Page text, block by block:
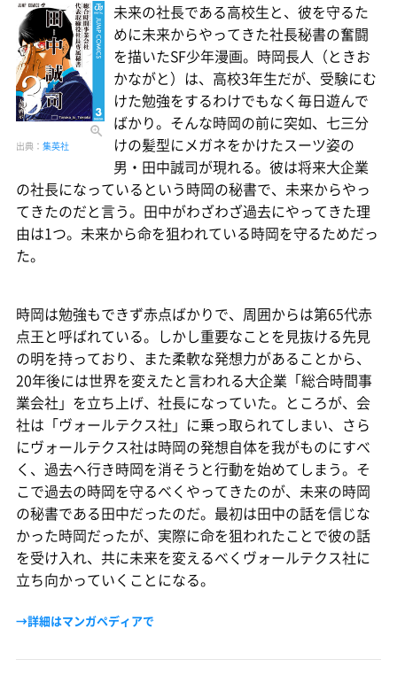
出典： 集英社
未来の社長である高校生と、彼を守るた
めに未来からやってきた社長秘書の奮闘
を描いたSF少年漫画。時岡長人（ときお
かながと）は、高校3年生だが、受験にむ
けた勉強をするわけでもなく毎日遊んで
ばかり。そんな時岡の前に突如、七三分
けの髪型にメガネをかけたスーツ姿の
男・田中誠司が現れる。彼は将来大企業
の社長になっているという時岡の秘書で、未来からやっ
てきたのだと言う。田中がわざわざ過去にやってきた理
由は1つ。未来から命を狙われている時岡を守るためだっ
た。
時岡は勉強もできず赤点ばかりで、周囲からは第65代赤
点王と呼ばれている。しかし重要なことを見抜ける先見
の明を持っており、また柔軟な発想力があることから、
20年後には世界を変えたと言われる大企業「総合時間事
業会社」を立ち上げ、社長になっていた。ところが、会
社は「ヴォールテクス社」に乗っ取られてしまい、さら
にヴォールテクス社は時岡の発想自体を我がものにすべ
く、過去へ行き時岡を消そうと行動を始めてしまう。そ
こで過去の時岡を守るべくやってきたのが、未来の時岡
の秘書である田中だったのだ。最初は田中の話を信じな
かった時岡だったが、実際に命を狙われたことで彼の話
を受け入れ、共に未来を変えるべくヴォールテクス社に
立ち向かっていくことになる。
→詳細はマンガペディアで